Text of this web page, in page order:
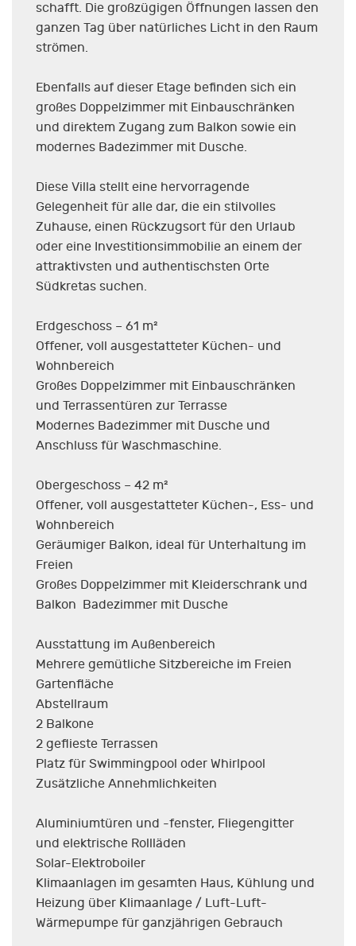
schafft. Die großzügigen Öffnungen lassen den
ganzen Tag über natürliches Licht in den Raum
strömen.
Ebenfalls auf dieser Etage befinden sich ein
großes Doppelzimmer mit Einbauschränken
und direktem Zugang zum Balkon sowie ein
modernes Badezimmer mit Dusche.
Diese Villa stellt eine hervorragende
Gelegenheit für alle dar, die ein stilvolles
Zuhause, einen Rückzugsort für den Urlaub
oder eine Investitionsimmobilie an einem der
attraktivsten und authentischsten Orte
Südkretas suchen.
Erdgeschoss – 61 m²
Offener, voll ausgestatteter Küchen- und
Wohnbereich
Großes Doppelzimmer mit Einbauschränken
und Terrassentüren zur Terrasse
Modernes Badezimmer mit Dusche und
Anschluss für Waschmaschine.
Obergeschoss – 42 m²
Offener, voll ausgestatteter Küchen-, Ess- und
Wohnbereich
Geräumiger Balkon, ideal für Unterhaltung im
Freien
Großes Doppelzimmer mit Kleiderschrank und
Balkon Badezimmer mit Dusche
Ausstattung im Außenbereich
Mehrere gemütliche Sitzbereiche im Freien
Gartenfläche
Abstellraum
2 Balkone
2 geflieste Terrassen
Platz für Swimmingpool oder Whirlpool
Zusätzliche Annehmlichkeiten
Aluminiumtüren und -fenster, Fliegengitter
und elektrische Rollläden
Solar-Elektroboiler
Klimaanlagen im gesamten Haus, Kühlung und
Heizung über Klimaanlage / Luft-Luft-
Wärmepumpe für ganzjährigen Gebrauch